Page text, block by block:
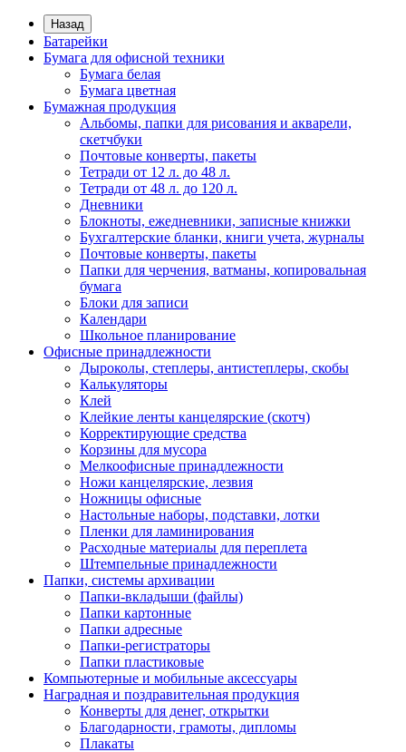
Назад
Батарейки
Бумага для офисной техники
Бумага белая
Бумага цветная
Бумажная продукция
Альбомы, папки для рисования и акварели,
скетчбуки
Почтовые конверты, пакеты
Тетради от 12 л. до 48 л.
Тетради от 48 л. до 120 л.
Дневники
Блокноты, ежедневники, записные книжки
Бухгалтерские бланки, книги учета, журналы
Почтовые конверты, пакеты
Папки для черчения, ватманы, копировальная
бумага
Блоки для записи
Календари
Школьное планирование
Офисные принадлежности
Дыроколы, степлеры, антистеплеры, скобы
Калькуляторы
Клей
Клейкие ленты канцелярские (скотч)
Корректирующие средства
Корзины для мусора
Мелкоофисные принадлежности
Ножи канцелярские, лезвия
Ножницы офисные
Настольные наборы, подставки, лотки
Пленки для ламинирования
Расходные материалы для переплета
Штемпельные принадлежности
Папки, системы архивации
Папки-вкладыши (файлы)
Папки картонные
Папки адресные
Папки-регистраторы
Папки пластиковые
Компьютерные и мобильные аксессуары
Наградная и поздравительная продукция
Конверты для денег, открытки
Благодарности, грамоты, дипломы
Плакаты